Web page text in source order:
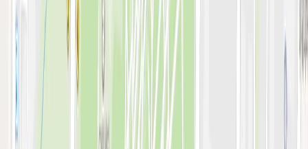
전문 아티클 시술백과
피부 고민별 가이드
시술&가격
이벤트
시술 예약하기
마이페이지